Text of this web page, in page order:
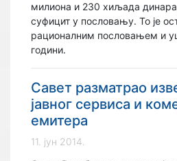
милиона и 230 хиљада
суфицит у пословању. То је
рационалним пословањем и
години.
Савет разматрао
јавног сервиса и
емитера
11. јун 2014.